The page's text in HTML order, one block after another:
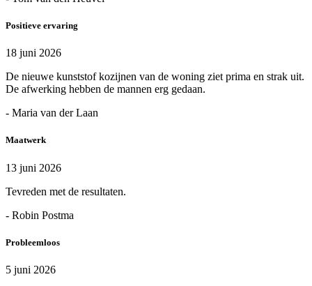
Positieve ervaring
18 juni 2026
De nieuwe kunststof kozijnen van de woning ziet prima en strak uit.
De afwerking hebben de mannen erg gedaan.
- Maria van der Laan
Maatwerk
13 juni 2026
Tevreden met de resultaten.
- Robin Postma
Probleemloos
5 juni 2026